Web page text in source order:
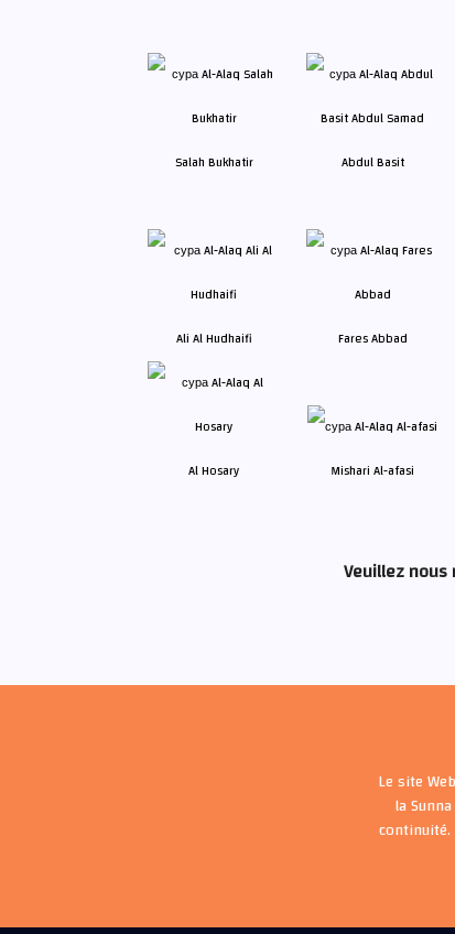
Salah Bukhatir Abdul Basit
Ali Al Hudhaifi Fares Abbad
Al Hosary Mishari Al-afasi
Veuillez
Le site
la